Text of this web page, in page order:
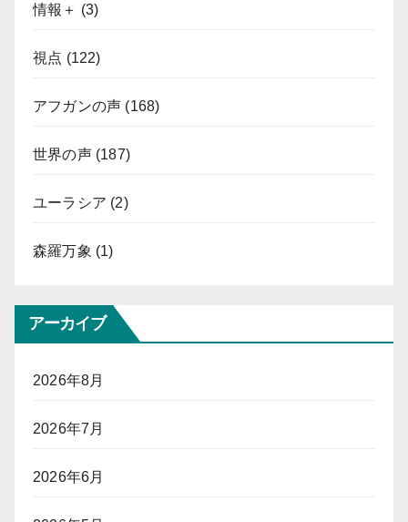
情報＋ (3)
視点 (122)
アフガンの声 (168)
世界の声(187)
ユーラシア (2)
森羅万象 (1)
アーカイブ
2026年8月
2026年7月
2026年6月